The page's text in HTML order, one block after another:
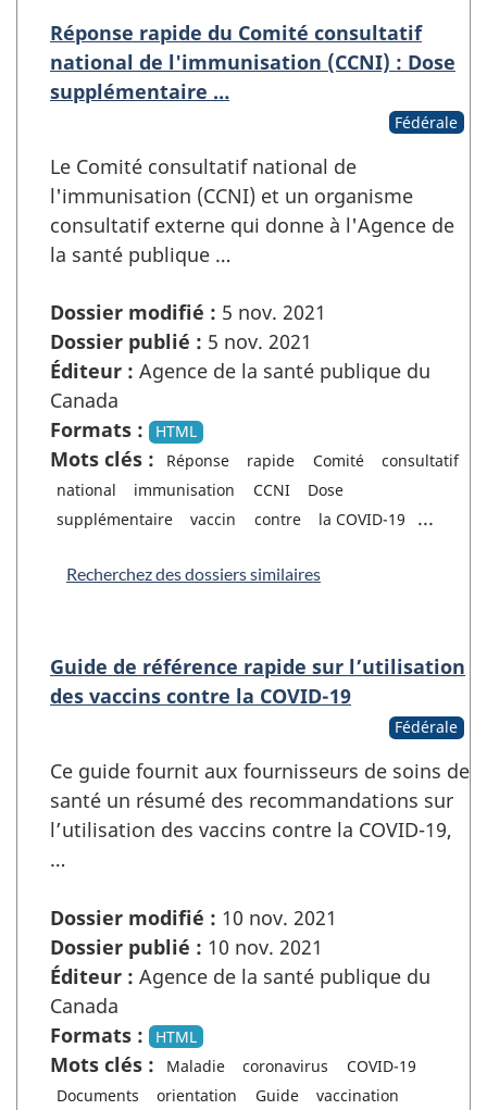
Réponse rapide du Comité consultatif
national de l'immunisation (CCNI) : Dose
supplémentaire …
Fédérale
Le Comité consultatif national de
l'immunisation (CCNI) et un organisme
consultatif externe qui donne à l'Agence de
la santé publique …
Dossier modifié : 5 nov. 2021
Dossier publié : 5 nov. 2021
Éditeur : Agence de la santé publique du
Canada
Formats :
HTML
Mots clés : Réponse rapide Comité
consultatif
national
immunisation CCNI
Dose
supplémentaire
vaccin contre la COVID-19 ...
Recherchez des dossiers similaires
Guide de référence rapide sur l’utilisation
des vaccins contre la COVID-19
Fédérale
Ce guide fournit aux fournisseurs de soins de
santé un résumé des recommandations sur
l’utilisation des vaccins contre la COVID-19,
…
Dossier modifié : 10 nov. 2021
Dossier publié : 10 nov. 2021
Éditeur : Agence de la santé publique du
Canada
Formats :
HTML
Mots clés : Maladie coronavirus
COVID-19
Documents
orientation Guide vaccination